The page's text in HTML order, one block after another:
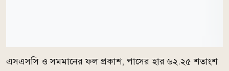
এসএসসি ও সমমানের ফল প্রকাশ, পাসের হার ৬২.২৫ শতাংশ